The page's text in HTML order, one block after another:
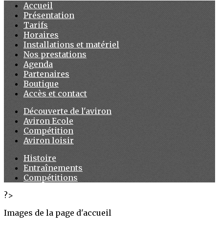
Accueil
Présentation
Tarifs
Horaires
Installations et matériel
Nos prestations
Agenda
Partenaires
Boutique
Accès et contact
Découverte de l'aviron
Aviron Ecole
Compétition
Aviron loisir
Histoire
Entraînements
Compétitions
?>
Images de la page d'accueil